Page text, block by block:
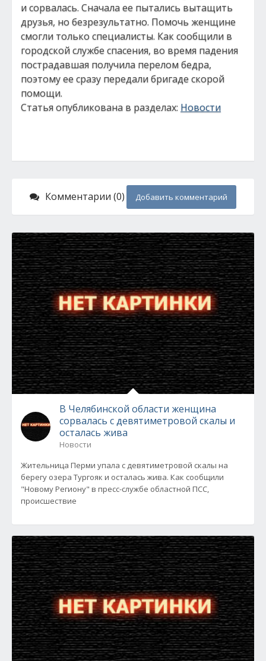
и сорвалась. Сначала ее пытались вытащить
друзья, но безрезультатно. Помочь женщине
смогли только специалисты. Как сообщили в
городской службе спасения, во время падения
пострадавшая получила перелом бедра,
поэтому ее сразу передали бригаде скорой
помощи.
Статья опубликована в разделах: Новости
Комментарии (0) Добавить комментарий
В Челябинской области женщина
сорвалась с девятиметровой скалы и
осталась жива
Новости
Жительница Перми упала с девятиметровой скалы на
берегу озера Тургояк и осталась жива. Как сообщили
"Новому Региону" в пресс-службе областной ПСС,
происшествие